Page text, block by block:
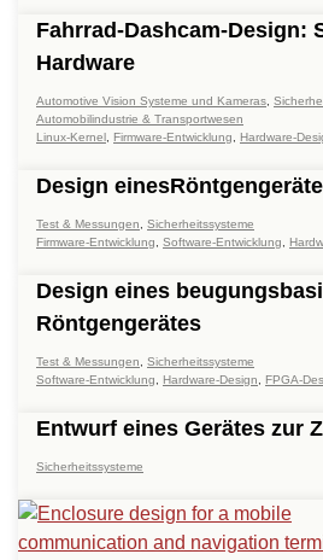
Fahrrad-Dashcam-Design:
Hardware
Automotive Vision Systeme und Kameras
Automobilindustrie & Transportwesen
Linux-Kernel
Firmware-Entwicklung Hardware-
Design
Test & Messungen
Sicherheitssysteme
Firmware-Entwicklung
Software-Entwicklung
Design eines
Röntgengerätes
Test & Messungen
Sicherheitssysteme
Software-Entwicklung
Hardware-Design FPGA-
Entwurf eines Gerätes zur
Sicherheitssysteme